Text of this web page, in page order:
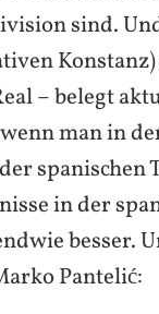
sind.
– belegt
man in
spanischen
in der
besser.
Pantelić: